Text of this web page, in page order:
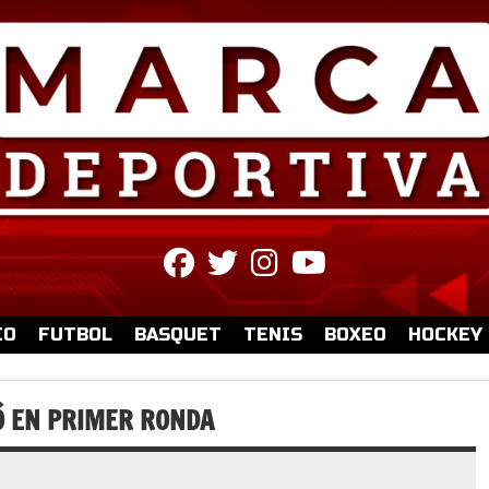
fab
fa-
facebook
fab
fa-
twitter
fab
fa-
instagram
fa-
youtube
FUTBOL BASQUET TENIS BOXEO HOCKEY
EN PRIMER RONDA